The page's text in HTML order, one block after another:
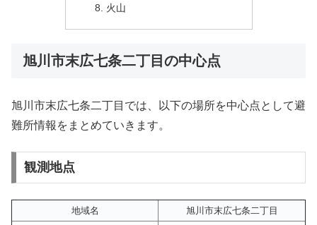
火山
旭川市末広七条二丁目の中心点
旭川市末広七条二丁目では、以下の場所を中心点として避
難所情報をまとめていきます。
観測地点
地域名
旭川市末広七条二丁目